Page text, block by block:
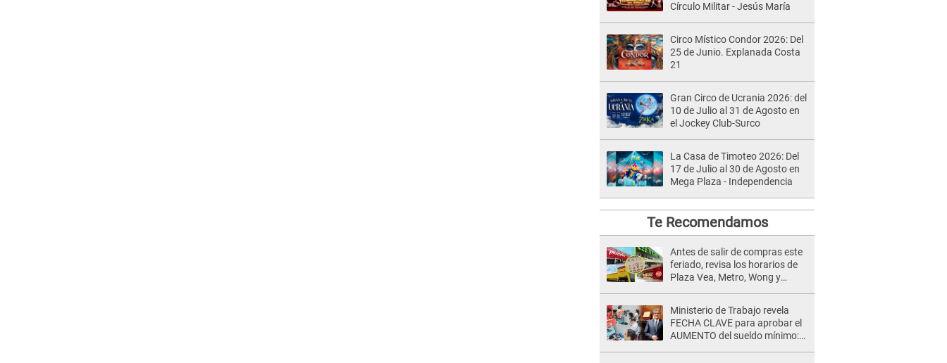
Círculo Militar - Jesús María
Circo Místico Condor 2026: Del
25 de Junio. Explanada Costa
21
Gran Circo de Ucrania 2026: del
10 de Julio al 31 de Agosto en
el Jockey Club-Surco
La Casa de Timoteo 2026: Del
17 de Julio al 30 de Agosto en
Mega Plaza - Independencia
Te Recomendamos
Antes de salir de compras este
feriado, revisa los horarios de
Plaza Vea, Metro, Wong y
Ministerio de Trabajo revela
FECHA CLAVE para aprobar el
AUMENTO del sueldo mínimo: